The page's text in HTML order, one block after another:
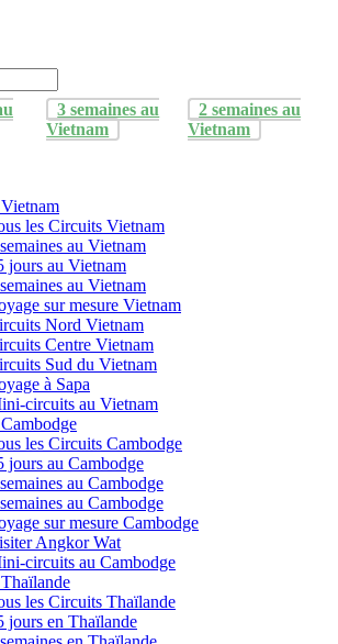
3 semaines au
Vietnam
2 semaines au
Vietnam
les Circuits Vietnam
au Vietnam
jours au Vietnam
au Vietnam
sur mesure Vietnam
Nord Vietnam
Centre Vietnam
Sud du Vietnam
à Sapa
circuits au Vietnam
les Circuits Cambodge
jours au Cambodge
au Cambodge
au Cambodge
sur mesure Cambodge
Angkor Wat
circuits au Cambodge
les Circuits Thaïlande
jours en Thaïlande